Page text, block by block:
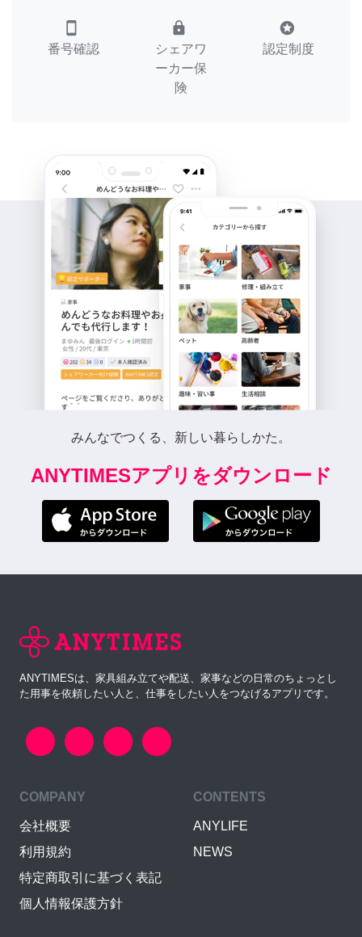
smartphone
番号確認
lock
シェアワ
ーカー保
険
stars
認定制度
みんなでつくる、新しい暮らしかた。
ANYTIMESアプリをダウンロード
ANYTIMESは、家具組み立てや配送、家事などの日常のちょっとし
た用事を依頼したい人と、仕事をしたい人をつなげるアプリです。
COMPANY
会社概要
利用規約
特定商取引に基づく表記
個人情報保護方針
CONTENTS
ANYLIFE
NEWS